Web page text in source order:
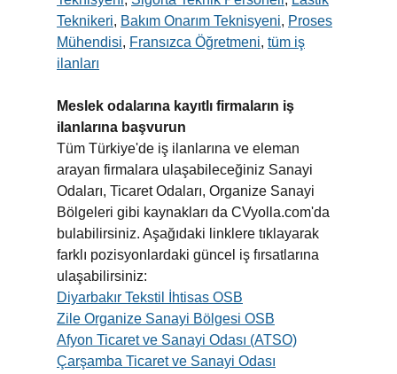
Teknikeri, Bakım Onarım Teknisyeni, Proses
Mühendisi, Fransızca Öğretmeni, tüm iş
ilanları
Meslek odalarına kayıtlı firmaların iş
ilanlarına başvurun
Tüm Türkiye'de iş ilanlarına ve eleman
arayan firmalara ulaşabileceğiniz Sanayi
Odaları, Ticaret Odaları, Organize Sanayi
Bölgeleri gibi kaynakları da CVyolla.com'da
bulabilirsiniz. Aşağıdaki linklere tıklayarak
farklı pozisyonlardaki güncel iş fırsatlarına
ulaşabilirsiniz:
Diyarbakır Tekstil İhtisas OSB
Zile Organize Sanayi Bölgesi OSB
Afyon Ticaret ve Sanayi Odası (ATSO)
Çarşamba Ticaret ve Sanayi Odası